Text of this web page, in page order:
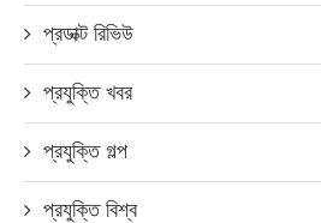
প্রডাক্ট রিভিউ
প্রযুক্তি খবর
প্রযুক্তি গল্প
প্রযুক্তি বিশ্ব